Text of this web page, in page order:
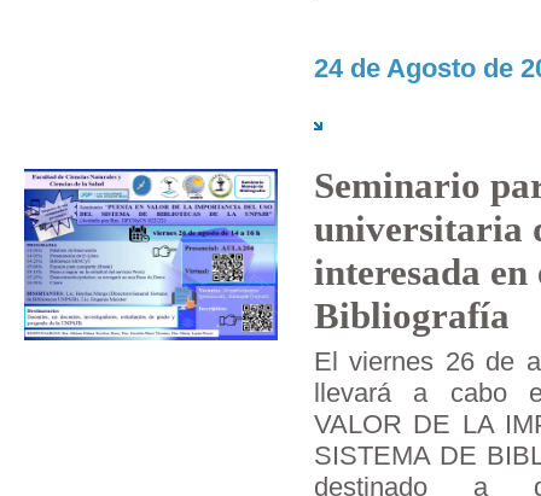
24 de Agosto de
Seminario
universitaria
interesada
Bibliografía
El viernes 26 de
llevará a cabo
VALOR DE LA
SISTEMA DE
destinado a